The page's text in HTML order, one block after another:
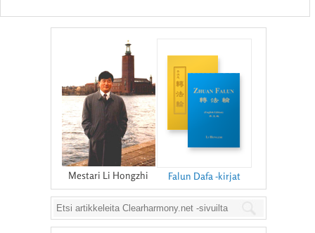
Mestari Li Hongzhi Falun Dafa -kirjat